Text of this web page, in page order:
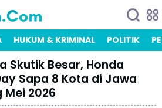
HUKUM & KRIMINAL POLITIK
Skutik Besar, Honda
Sapa 8 Kota di Jawa
Mei 2026